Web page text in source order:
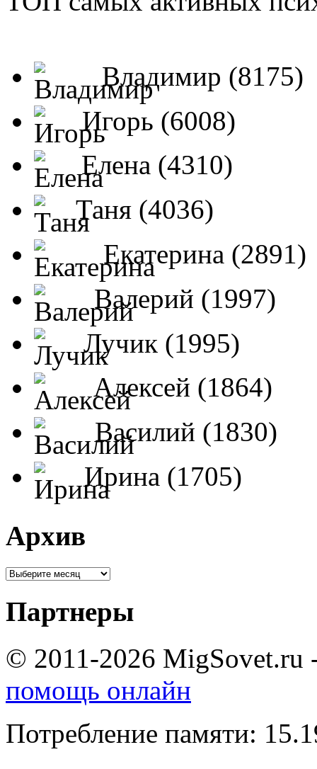
Владимир (8175)
Игорь (6008)
Елена (4310)
Таня (4036)
Екатерина (2891)
Валерий (1997)
Лучик (1995)
Алексей (1864)
Василий (1830)
Ирина (1705)
Архив
Партнеры
© 2011-2026 MigSovet.ru
помощь онлайн
Потребление памяти: